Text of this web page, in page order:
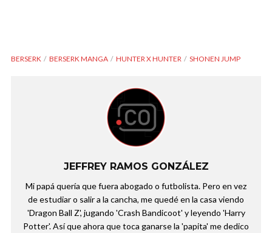
BERSERK BERSERK MANGA HUNTER X HUNTER SHONEN JUMP
JEFFREY RAMOS GONZÁLEZ
Mi papá quería que fuera abogado o futbolista. Pero en vez
de estudiar o salir a la cancha, me quedé en la casa viendo
'Dragon Ball Z', jugando 'Crash Bandicoot' y leyendo 'Harry
Potter'. Así que ahora que toca ganarse la 'papita' me dedico